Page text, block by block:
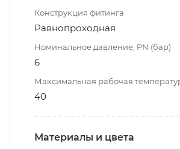
Конструкция фитинга
Равнопроходная
Номинальное давление, PN (бар)
6
Максимальная рабочая
40
Материалы и цвета